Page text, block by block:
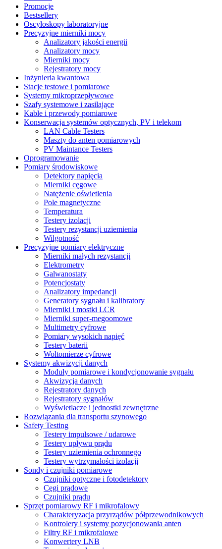
Promocje
Bestsellery
Oscyloskopy laboratoryjne
Precyzyjne mierniki mocy
Analizatory jakości energii
Analizatory mocy
Mierniki mocy
Rejestratory mocy
Inżynieria kwantowa
Stacje testowe i pomiarowe
Systemy mikroprzepływowe
Szafy systemowe i zasilające
Kable i przewody pomiarowe
Konserwacja systemów optycznych, PV i telekom
LAN Cable Testers
Maszty do anten pomiarowych
PV Maintance Testers
Oprogramowanie
Pomiary środowiskowe
Detektory napięcia
Mierniki cęgowe
Natężenie oświetlenia
Pole magnetyczne
Temperatura
Testery izolacji
Testery rezystancji uziemienia
Wilgotność
Precyzyjne pomiary elektryczne
Mierniki małych rezystancji
Elektrometry
Galwanostaty
Potencjostaty
Analizatory impedancji
Generatory sygnału i kalibratory
Mierniki i mostki LCR
Mierniki super-megoomowe
Multimetry cyfrowe
Pomiary wysokich napięć
Testery baterii
Woltomierze cyfrowe
Systemy akwizycji danych
Moduły pomiarowe i kondycjonowanie sygnału
Akwizycja danych
Rejestratory danych
Rejestratory sygnałów
Wyświetlacze i jednostki zewnętrzne
Rozwiązania dla transportu szynowego
Safety Testing
Testery impulsowe / udarowe
Testery upływu prądu
Testery uziemienia ochronnego
Testery wytrzymałości izolacji
Sondy i czujniki pomiarowe
Czujniki optyczne i fotodetektory
Cęgi prądowe
Czujniki prądu
Sprzęt pomiarowy RF i mikrofalowy
Charakteryzacja przyrządów półprzewodnikowych
Kontrolery i systemy pozycjonowania anten
Filtry RF i mikrofalowe
Konwertery LNB